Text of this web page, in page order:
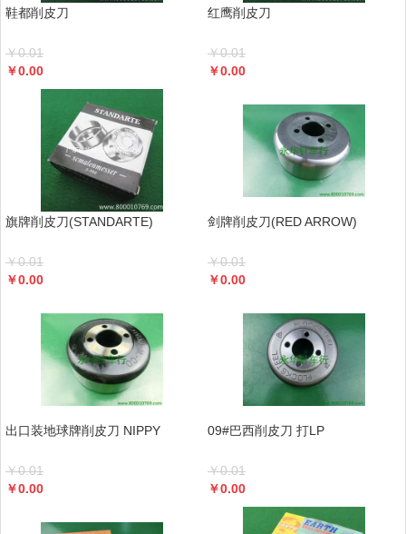
鞋都削皮刀
￥0.01
￥0.00
红鹰削皮刀
￥0.01
￥0.00
旗牌削皮刀(STANDARTE)
￥0.01
￥0.00
剑牌削皮刀(RED ARROW)
￥0.01
￥0.00
出口装地球牌削皮刀 NIPPY
￥0.01
￥0.00
09#巴西削皮刀 打LP
￥0.01
￥0.00